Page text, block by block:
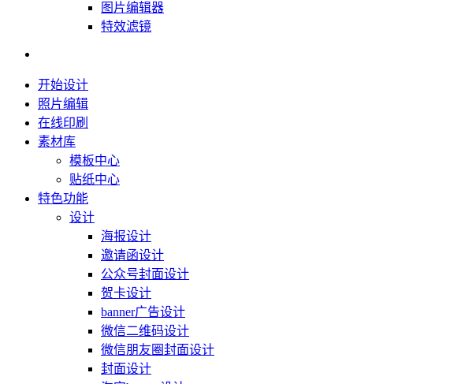
图片编辑器
特效滤镜
开始设计
照片编辑
在线印刷
素材库
模板中心
贴纸中心
特色功能
设计
海报设计
邀请函设计
公众号封面设计
贺卡设计
banner广告设计
微信二维码设计
微信朋友圈封面设计
封面设计